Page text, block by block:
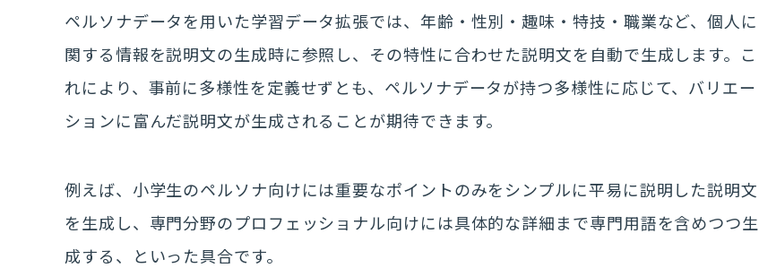
ペルソナデータを用いた学習データ拡張では、年齢・性別・趣味・特技・職業など、個人に
関する情報を説明文の生成時に参照し、その特性に合わせた説明文を自動で生成します。こ
れにより、事前に多様性を定義せずとも、ペルソナデータが持つ多様性に応じて、バリエー
ションに富んだ説明文が生成されることが期待できます。
例えば、小学生のペルソナ向けには重要なポイントのみをシンプルに平易に説明した説明文
を生成し、専門分野のプロフェッショナル向けには具体的な詳細まで専門用語を含めつつ生
成する、といった具合です。